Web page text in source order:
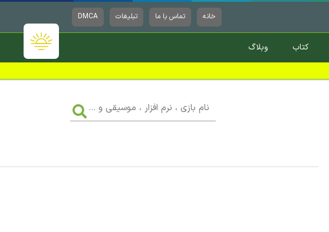
خانه تماس با ما تبلیغات DMCA
کتاب وبلاگ
بازی
،